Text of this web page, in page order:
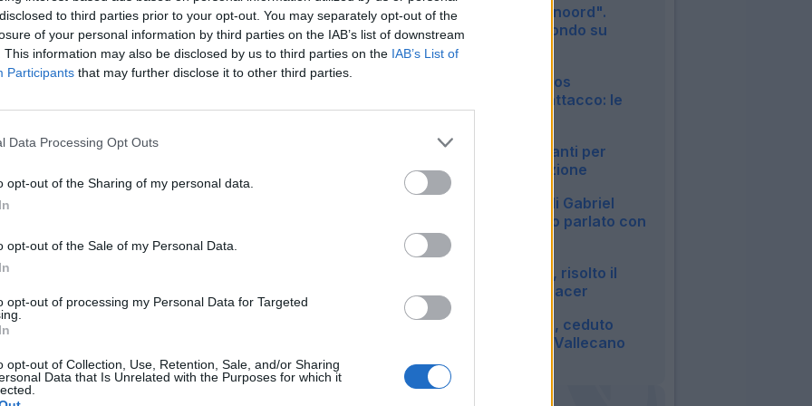
to third parties prior to your opt-out. You may separately opt-out of the
of your personal information by third parties on the IAB’s list of downstream
This information may also be disclosed by us to third parties on the IAB’s List of
Participants that may further disclose it to other third parties.
Data Processing Opt Outs
opt-out of the Sharing of my personal data.
opt-out of the Sale of my Personal Data.
opt-out of processing my Personal Data for Targeted
opt-out of Collection, Use, Retention, Sale, and/or Sharing
Data that Is Unrelated with the Purposes for which it
di calciomercato: preso Siligardi e rinnovato
un altro colpo in entrato, Winck. Un colpo
classe '94, arriva in prestito con diritto di
Alegre. Con questa trattativa il club
Marchese che resterà, molto
l'obiettivo è quello di regalare a Mandorlini
e di esperienza: piace
Piace anche al Napoli, piazza che il
Nel mirino, seppur il calciatore abbia
. Difficile superare l'ostacolo ingaggio, ma
Toni, a livello tattico, non sarebbe per nulla
"Rimango al Feyenoord".
Confermato l'affondo su
Molina
Lecce, idea Marcos
Fernandez per l'attacco: le
20:17
Lazio, passi in avanti per
Ivanovic: la situazione
20:10
Napoli, l'agente di Gabriel
Jesus: "Non ne ho parlato con
Allegri"
20:09
UFFICIALE - Milan, risolto il
contratto di Bennacer
19:51
UFFICIALE - Roma, ceduto
Kumbulla al Rayo Vallecano